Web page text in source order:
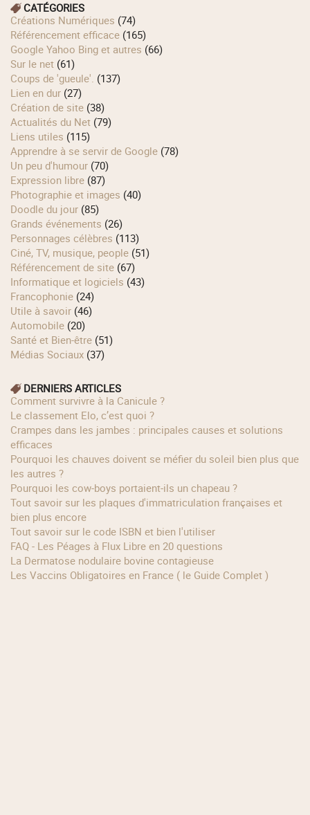
CATÉGORIES
Créations Numériques (74)
Référencement efficace (165)
Google Yahoo Bing et autres (66)
Sur le net (61)
Coups de 'gueule'. (137)
Lien en dur (27)
Création de site (38)
Actualités du Net (79)
Liens utiles (115)
Apprendre à se servir de Google (78)
Un peu d'humour (70)
Expression libre (87)
Photographie et images (40)
Doodle du jour (85)
Grands événements (26)
Personnages célèbres (113)
Ciné, TV, musique, people (51)
Référencement de site (67)
Informatique et logiciels (43)
Francophonie (24)
Utile à savoir (46)
Automobile (20)
Santé et Bien-être (51)
Médias Sociaux (37)
DERNIERS ARTICLES
Comment survivre à la Canicule ?
Le classement Elo, c’est quoi ?
Crampes dans les jambes : principales causes et solutions
efficaces
Pourquoi les chauves doivent se méfier du soleil bien plus que
les autres ?
Pourquoi les cow‑boys portaient‑ils un chapeau ?
Tout savoir sur les plaques d'immatriculation françaises et
bien plus encore
Tout savoir sur le code ISBN et bien l'utiliser
FAQ - Les Péages à Flux Libre en 20 questions
La Dermatose nodulaire bovine contagieuse
Les Vaccins Obligatoires en France ( le Guide Complet )